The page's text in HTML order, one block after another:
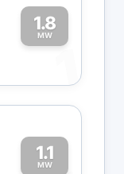
1.8
MW
1
1.1
MW